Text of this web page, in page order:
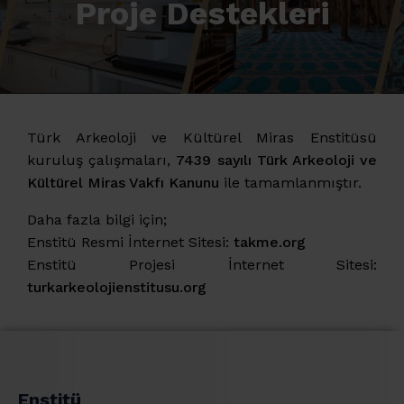
Proje Destekleri
Türk Arkeoloji ve Kültürel Miras Enstitüsü
kuruluş çalışmaları, 7439 sayılı Türk Arkeoloji ve
Kültürel Miras Vakfı Kanunu ile tamamlanmıştır.
Daha fazla bilgi için;
Enstitü Resmi İnternet Sitesi: takme.org
Enstitü Projesi İnternet Sitesi:
turkarkeolojienstitusu.org
Enstitü